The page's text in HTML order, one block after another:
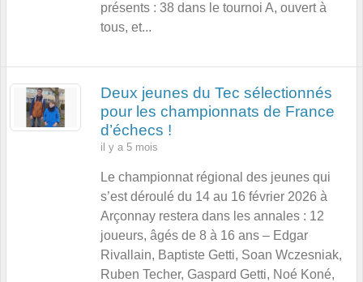
présents : 38 dans le tournoi A, ouvert à
tous, et...
Deux jeunes du Tec sélectionnés
pour les championnats de France
d’échecs !
il y a 5 mois
Le championnat régional des jeunes qui
s’est déroulé du 14 au 16 février 2026 à
Arçonnay restera dans les annales : 12
joueurs, âgés de 8 à 16 ans – Edgar
Rivallain, Baptiste Getti, Soan Wczesniak,
Ruben Techer, Gaspard Getti, Noé Koné,